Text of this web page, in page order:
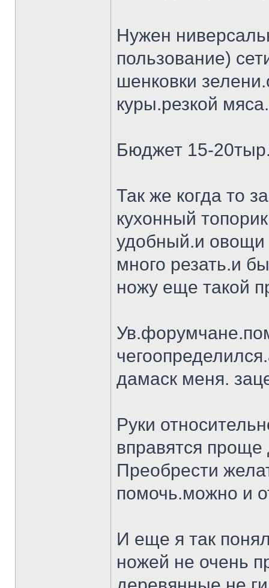
Нужен
пользование)
шенковки
куры.резкой
Бюджет 15-
Так же когда то
кухонный
удобный.и овощи
много резать.и
ножу еще такой
дамаск меня.
Руки
вправятся
Преобрести
помочь.можно и
И еще я так
ножей не очень